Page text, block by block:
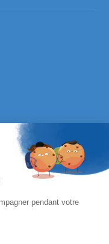
une
école ?
habituelle ou
en ligne.
pendant votre